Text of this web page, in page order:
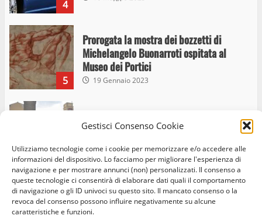
Gestisci Consenso Cookie
Utilizziamo tecnologie come i cookie per memorizzare e/o accedere alle
informazioni del dispositivo. Lo facciamo per migliorare l'esperienza di
navigazione e per mostrare annunci (non) personalizzati. Il consenso a
queste tecnologie ci consentirà di elaborare dati quali il comportamento
di navigazione o gli ID univoci su questo sito. Il mancato consenso o la
revoca del consenso possono influire negativamente su alcune
caratteristiche e funzioni.
4
5
Prorogata la mostra dei bozzetti di
Michelangelo Buonarroti ospitata al
Museo dei Portici
19 Gennaio 2023
6
Trasporto pubblico locale, trasferimento
capolinea al terminal Riello dal 15 al 17
giugno
15 Giugno 2023
Giochi Sportivi Studenteschi di Atletica a
Viterbo
Home Privacy Policy Cookie Policy Contatti